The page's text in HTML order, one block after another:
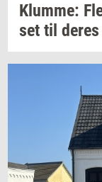
Klum­me:
set til deres